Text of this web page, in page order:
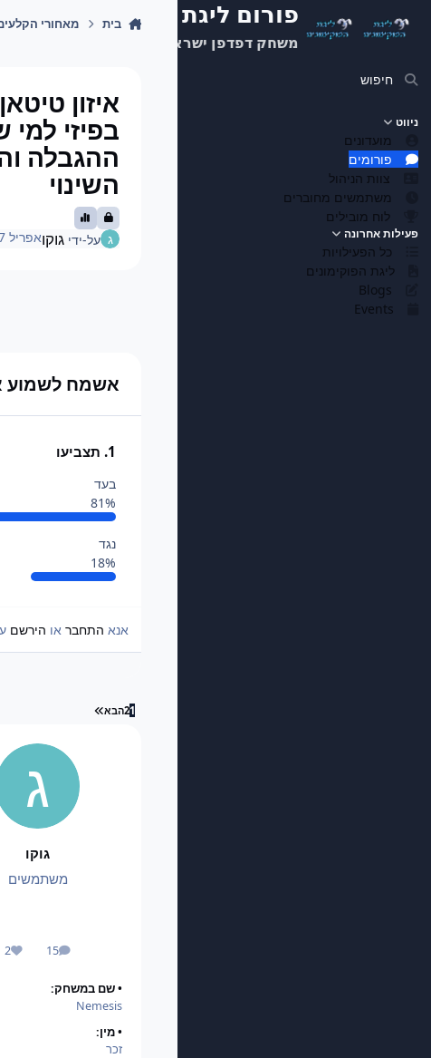
פורום ליגת הפוקימונים
משחק דפדפן ישראלי
חיפוש
ניווט
מועדונים
פורומים
צוות הניהול
משתמשים מחוברים
לוח מובילים
פעילות אחרונה
כל הפעילויות
ליגת הפוקימונים
Blogs
Events
בית מאחורי
איזון
בפיזי
ההגבלה
השינוי
על-ידי גוקואפריל 17, 2025
אשמח לשמוע
1. תצביעו
בעד
81%
נגד
18%
אנא התחבר או הירשם
1
2הבא עמוד אחרון
גוקו
משתמשים
15
הודעות 2
• שם במשחק:
Nemesis
• מין:
זכר